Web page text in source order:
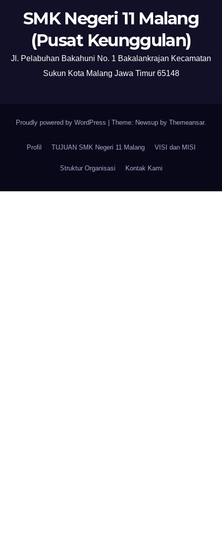
SMK Negeri 11 Malang
(Pusat Keunggulan)
Jl. Pelabuhan Bakahuni No. 1 Bakalankrajan Kecamatan
Sukun Kota Malang Jawa Timur 65148
Proudly powered by WordPress Theme: Newsup by Themeansar.
Profil TUJUAN SMK Negeri 11 Malang VISI dan MISI
Struktur Organisasi Kontak Kami